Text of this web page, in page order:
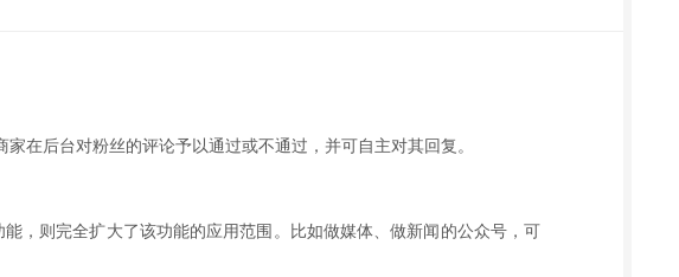
在后台对粉丝的评论予以通过或不通过，并可自主对其回复。
，则完全扩大了该功能的应用范围。比如做媒体、做新闻的公众号，可